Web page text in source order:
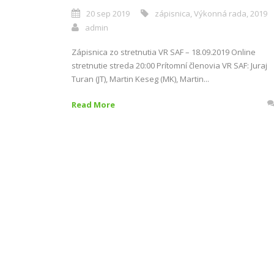
20 sep 2019 zápisnica, Výkonná rada, 2019
admin
Zápisnica zo stretnutia VR SAF – 18.09.2019 Online
stretnutie streda 20:00 Prítomní členovia VR SAF: Juraj
Turan (JT), Martin Keseg (MK), Martin...
Read More